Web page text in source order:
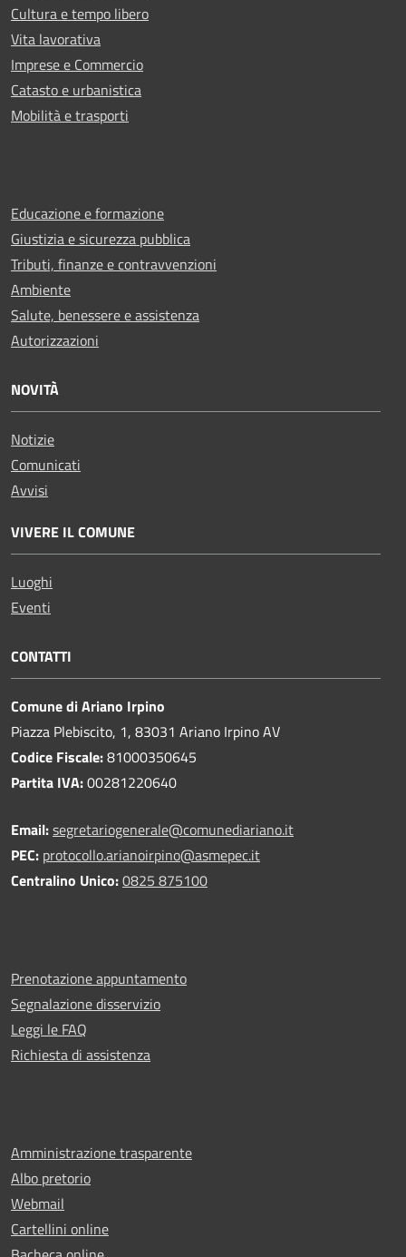
Cultura e tempo libero
Vita lavorativa
Imprese e Commercio
Catasto e urbanistica
Mobilità e trasporti
Educazione e formazione
Giustizia e sicurezza pubblica
Tributi, finanze e contravvenzioni
Ambiente
Salute, benessere e assistenza
Autorizzazioni
NOVITÀ
Notizie
Comunicati
Avvisi
VIVERE IL COMUNE
Luoghi
Eventi
CONTATTI
Comune di Ariano Irpino
Piazza Plebiscito, 1, 83031 Ariano Irpino AV
Codice Fiscale:81000350645
Partita IVA:00281220640
Email:segretariogenerale@comunediariano.it
PEC: protocollo.arianoirpino@asmepec.it
Centralino Unico:0825 875100
Prenotazione appuntamento
Segnalazione disservizio
Leggi le FAQ
Richiesta di assistenza
Amministrazione trasparente
Albo pretorio
Webmail
Cartellini online